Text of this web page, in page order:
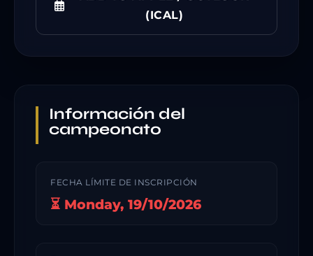
(ICAL)
Información del
campeonato
FECHA LÍMITE DE INSCRIPCIÓN
⏳ Monday, 19/10/2026